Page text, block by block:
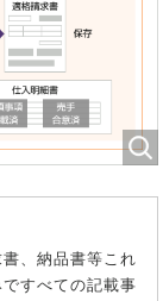
、納品書等これ
すべての記載事